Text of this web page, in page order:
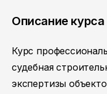
Описание курса
Курс
судебная
экспертизы